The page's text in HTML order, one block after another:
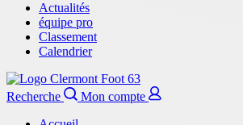
Actualités
équipe pro
Classement
Calendrier
Recherche
Mon compte